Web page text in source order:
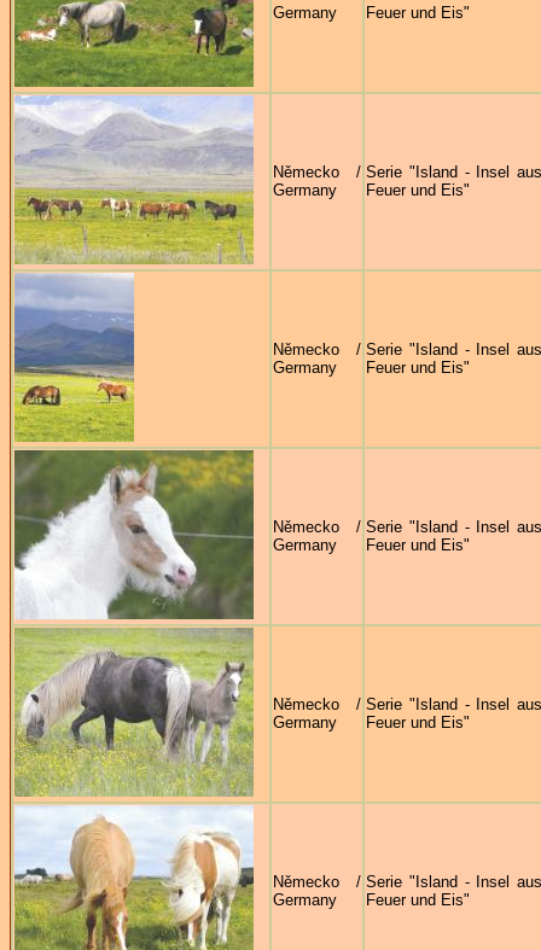
Germany
Feuer und Eis"
Německo /
Germany
Serie "Island - Insel aus
Feuer und Eis"
Německo /
Germany
Serie "Island - Insel aus
Feuer und Eis"
Německo /
Germany
Serie "Island - Insel aus
Feuer und Eis"
Německo /
Germany
Serie "Island - Insel aus
Feuer und Eis"
Německo /
Germany
Serie "Island - Insel aus
Feuer und Eis"